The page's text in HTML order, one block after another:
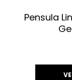
Pensula